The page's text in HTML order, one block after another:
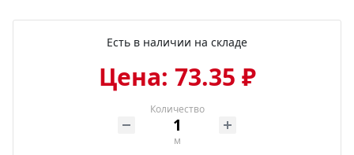
Есть в наличии на складе
Цена: 73.35 ₽
Количество
м